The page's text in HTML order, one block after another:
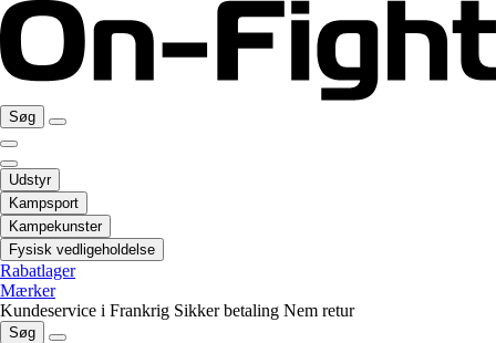
Søg
Udstyr
Kampsport
Kampekunster
Fysisk vedligeholdelse
Rabatlager
Mærker
Kundeservice i Frankrig Sikker betaling Nem retur
Søg